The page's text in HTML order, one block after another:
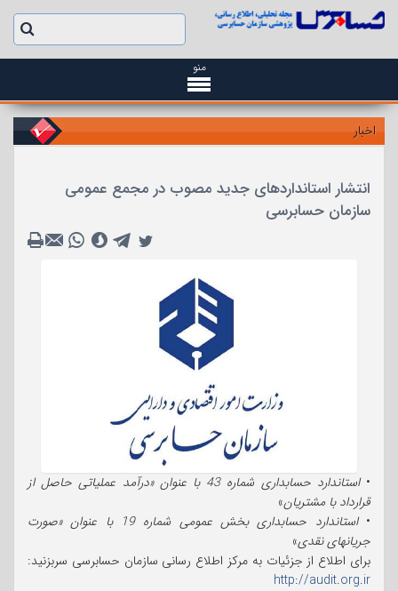
منو
اخبار
انتشار استانداردهای جدید مصوب در مجمع عمومی
سازمان حسابرسی
•
استاندارد حسابداری شماره 43 با عنوان «درآمد عملیاتی حاصل از
قرارداد با مشتریان»
•
استاندارد حسابداری بخش عمومی شماره 19 با عنوان «صورت
جریانهای نقدی»
برای اطلاع از جزئیات به مرکز اطلاع رسانی سازمان حسابرسی سربزنید:
http://audit.org.ir